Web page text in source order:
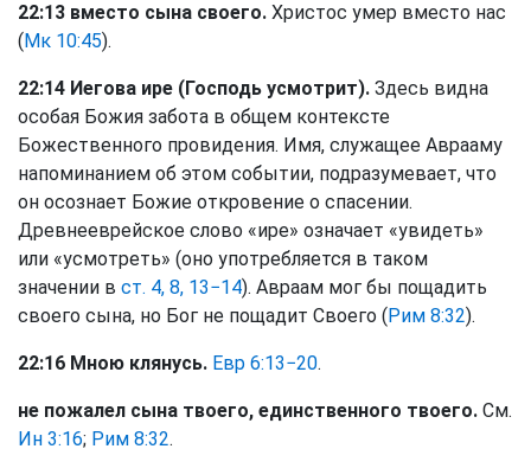
22:13 вместо сына своего. Христос умер вместо нас
(Мк 10:45).
22:14 Иегова ире (Господь усмотрит). Здесь видна
особая Божия забота в общем контексте
Божественного провидения. Имя, служащее Аврааму
напоминанием об этом событии, подразумевает, что
он осознает Божие откровение о спасении.
Древнееврейское слово «ире» означает «увидеть»
или «усмотреть» (оно употребляется в таком
значении в ст. 4, 8, 13−14). Авраам мог бы пощадить
своего сына, но Бог не пощадит Своего (Рим 8:32).
22:16 Мною клянусь. Евр 6:13−20.
не пожалел сына твоего, единственного твоего. См.
Ин 3:16; Рим 8:32.